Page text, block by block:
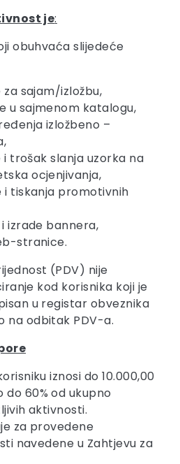
je:
obuhvaća slijedeće
sajam/izložbu,
u sajmenom katalogu,
izložbeno –
trošak slanja uzorka na
ocjenjivanja,
tiskanja promotivnih
izrade bannera,
stranice.
(PDV) nije
kod korisnika koji je
u registar obveznika
na odbitak PDV-a.
iznosi do 10.000,00
do 60% od ukupno
aktivnosti.
za provedene
navedene u Zahtjevu za